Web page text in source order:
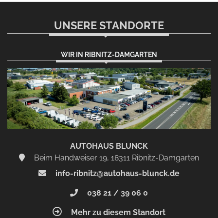
UNSERE STANDORTE
WIR IN RIBNITZ-DAMGARTEN
AUTOHAUS BLUNCK
Beim Handweiser 19, 18311 Ribnitz-Damgarten
info-ribnitz@autohaus-blunck.de
038 21 / 39 06 0
Mehr zu diesem Standort